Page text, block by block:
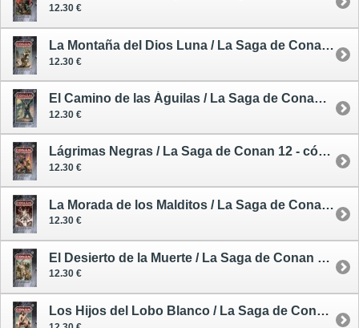
12.30 €
La Montaña del Dios Luna / La Saga de Conan 10 - cómic
12.30 €
El Camino de las Águilas / La Saga de Conan 11 - cómic
12.30 €
Lágrimas Negras / La Saga de Conan 12 - cómic
12.30 €
La Morada de los Malditos / La Saga de Conan 13 - cómic
12.30 €
El Desierto de la Muerte / La Saga de Conan 14 - cómic
12.30 €
Los Hijos del Lobo Blanco / La Saga de Conan 15 - cómic